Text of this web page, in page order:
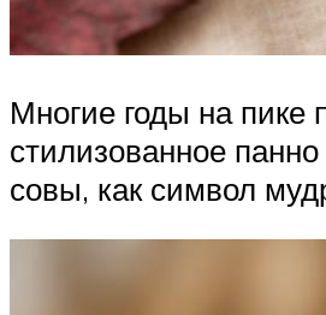
Многие годы на пике
стилизованное
совы, как символ